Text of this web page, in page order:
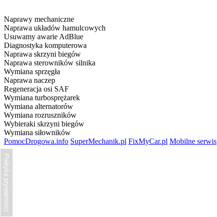
Naprawy mechaniczne
Naprawa układów hamulcowych
Usuwamy awarie AdBlue
Diagnostyka komputerowa
Naprawa skrzyni biegów
Naprawa sterowników silnika
Wymiana sprzęgła
Naprawa naczep
Regeneracja osi SAF
Wymiana turbosprężarek
Wymiana alternatorów
Wymiana rozruszników
Wybieraki skrzyni biegów
Wymiana siłowników
PomocDrogowa.info SuperMechanik.pl FixMyCar.pl Mobilne
Polityka prywatności